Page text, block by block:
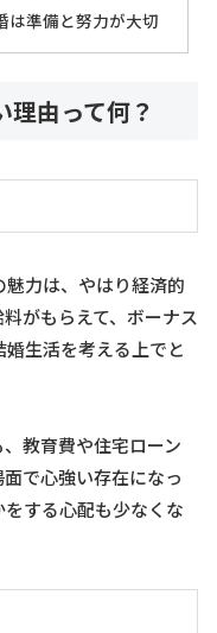
は準備と努力が大切
由って何？
力は、やはり経済的
がもらえて、ボーナス
生活を考える上でと
教育費や住宅ローン
で心強い存在になっ
する心配も少なくな